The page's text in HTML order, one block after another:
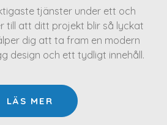
tjänster under ett och
till att ditt projekt blir så lyckat
dig att ta fram en modern
design och ett tydligt innehåll.
LÄS MER